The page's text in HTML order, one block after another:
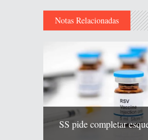
Notas Relacionadas
SS pide completar